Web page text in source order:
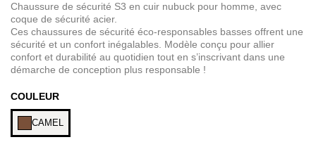
Chaussure de sécurité S3 en cuir nubuck pour homme, avec
coque de sécurité acier.
Ces chaussures de sécurité éco-responsables basses offrent une
sécurité et un confort inégalables. Modèle conçu pour allier
confort et durabilité au quotidien tout en s’inscrivant dans une
démarche de conception plus responsable !
COULEUR
CAMEL